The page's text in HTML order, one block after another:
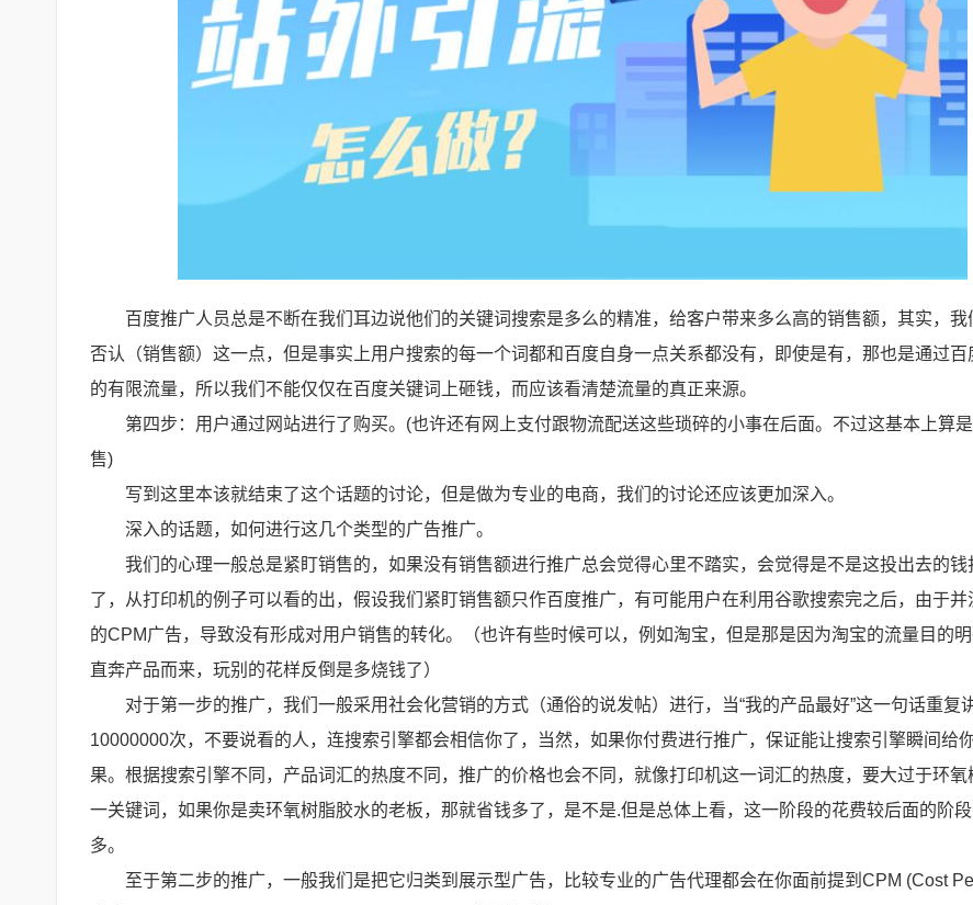
百度推广人员总是不断在我们耳边说他们的关键词搜索是多么的精准，给客户带来多么高的销售额，其实，我
否认（销售额）这一点，但是事实上用户搜索的每一个词都和百度自身一点关系都没有，即使是有，那也是通过百
的有限流量，所以我们不能仅仅在百度关键词上砸钱，而应该看清楚流量的真正来源。
第四步：用户通过网站进行了购买。(也许还有网上支付跟物流配送这些琐碎的小事在后面。不过这基本上算
售)
写到这里本该就结束了这个话题的讨论，但是做为专业的电商，我们的讨论还应该更加深入。
深入的话题，如何进行这几个类型的广告推广。
我们的心理一般总是紧盯销售的，如果没有销售额进行推广总会觉得心里不踏实，会觉得是不是这投出去的钱
了，从打印机的例子可以看的出，假设我们紧盯销售额只作百度推广，有可能用户在利用谷歌搜索完之后，由于并
的CPM广告，导致没有形成对用户销售的转化。（也许有些时候可以，例如淘宝，但是那是因为淘宝的流量目的
直奔产品而来，玩别的花样反倒是多烧钱了）
对于第一步的推广，我们一般采用社会化营销的方式（通俗的说发帖）进行，当“我的产品最好”这一句话重复
10000000次，不要说看的人，连搜索引擎都会相信你了，当然，如果你付费进行推广，保证能让搜索引擎瞬间给
果。根据搜索引擎不同，产品词汇的热度不同，推广的价格也会不同，就像打印机这一词汇的热度，要大过于环氧
一关键词，如果你是卖环氧树脂胶水的老板，那就省钱多了，是不是.但是总体上看，这一阶段的花费较后面的阶
多。
至于第二步的推广，一般我们是把它归类到展示型广告，比较专业的广告代理都会在你面前提到CPM (Cost